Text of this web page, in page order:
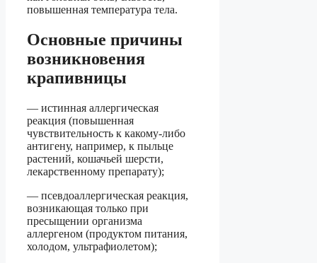
повышенная температура тела.
Основные причины
возникновения
крапивницы
— истинная аллергическая
реакция (повышенная
чувствительность к какому-либо
антигену, например, к пыльце
растений, кошачьей шерсти,
лекарственному препарату);
— псевдоаллергическая реакция,
возникающая только при
пресыщении организма
аллергеном (продуктом питания,
холодом, ультрафиолетом);